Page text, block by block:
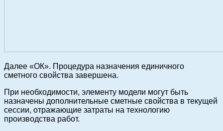
Далее «ОК». Процедура назначения единичного
сметного свойства завершена.
При необходимости, элементу модели могут быть
назначены дополнительные сметные свойства в текущей
сессии, отражающие затраты на технологию
производства работ.